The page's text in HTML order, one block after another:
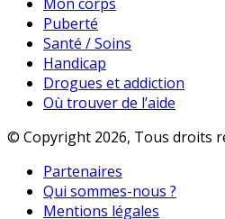
Puberté
Santé / Soins
Handicap
Drogues et addiction
Où trouver de l’aide
© Copyright 2026, Tous droits
Partenaires
Qui sommes-nous ?
Mentions légales